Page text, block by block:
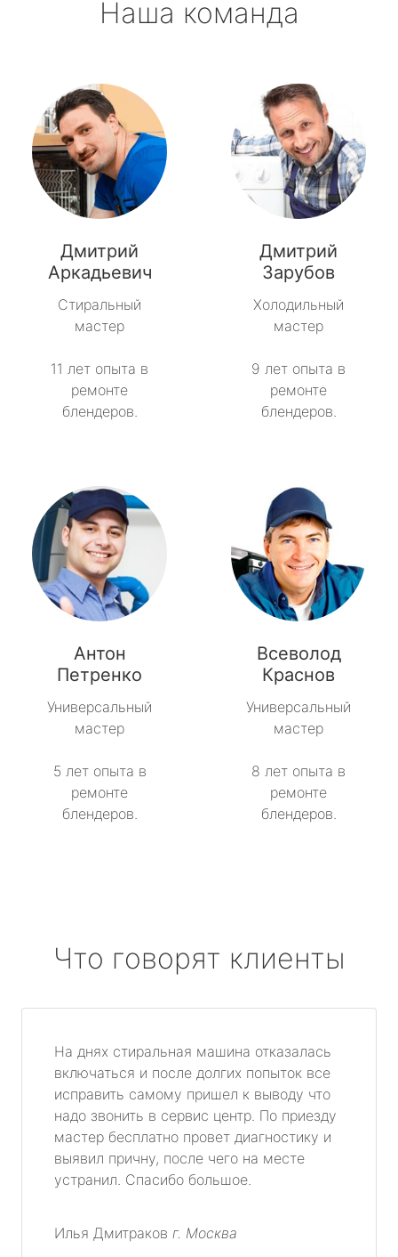
Наша команда
Дмитрий
Аркадьевич
Стиральный
мастер
11 лет опыта в
ремонте
блендеров.
Дмитрий
Зарубов
Холодильный
мастер
9 лет опыта в
ремонте
блендеров.
Антон
Петренко
Универсальный
мастер
5 лет опыта в
ремонте
блендеров.
Всеволод
Краснов
Универсальный
мастер
8 лет опыта в
ремонте
блендеров.
Что говорят клиенты
На днях стиральная машина отказалась
включаться и после долгих попыток все
исправить самому пришел к выводу что
надо звонить в сервис центр. По приезду
мастер бесплатно провет диагностику и
выявил причну, после чего на месте
устранил. Спасибо большое.
Илья Дмитраков г. Москва